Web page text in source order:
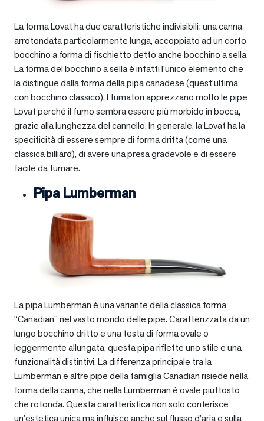
La forma Lovat ha due caratteristiche indivisibili: una canna
arrotondata particolarmente lunga, accoppiato ad un corto
bocchino a forma di fischietto detto anche bocchino a sella.
La forma del bocchino a sella è infatti l’unico elemento che
la distingue dalla forma della pipa canadese (quest’ultima
con bocchino classico). I fumatori apprezzano molto le pipe
Lovat perché il fumo sembra essere più morbido in bocca,
grazie alla lunghezza del cannello. In generale, la Lovat ha la
specificità di essere sempre di forma dritta (come una
classica billiard), di avere una presa gradevole e di essere
facile da fumare.
Pipa Lumberman
La pipa Lumberman è una variante della classica forma
“Canadian” nel vasto mondo delle pipe. Caratterizzata da un
lungo bocchino dritto e una testa di forma ovale o
leggermente allungata, questa pipa riflette uno stile e una
funzionalità distintivi. La differenza principale tra la
Lumberman e altre pipe della famiglia Canadian risiede nella
forma della canna, che nella Lumberman è ovale piuttosto
che rotonda. Questa caratteristica non solo conferisce
un’estetica unica ma influisce anche sul flusso d’aria e sulla